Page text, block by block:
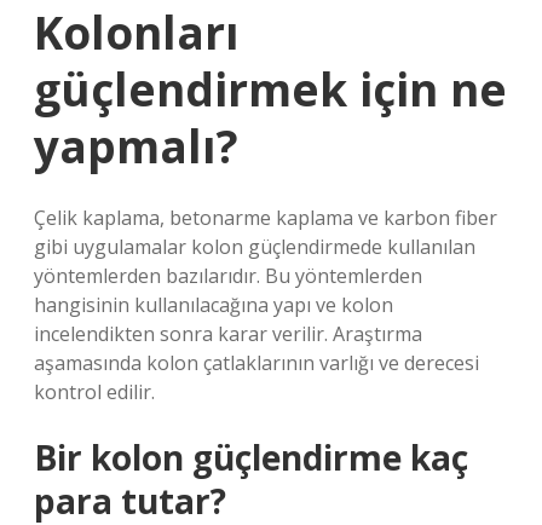
Kolonları
güçlendirmek için ne
yapmalı?
Çelik kaplama, betonarme kaplama ve karbon fiber
gibi uygulamalar kolon güçlendirmede kullanılan
yöntemlerden bazılarıdır. Bu yöntemlerden
hangisinin kullanılacağına yapı ve kolon
incelendikten sonra karar verilir. Araştırma
aşamasında kolon çatlaklarının varlığı ve derecesi
kontrol edilir.
Bir kolon güçlendirme kaç
para tutar?